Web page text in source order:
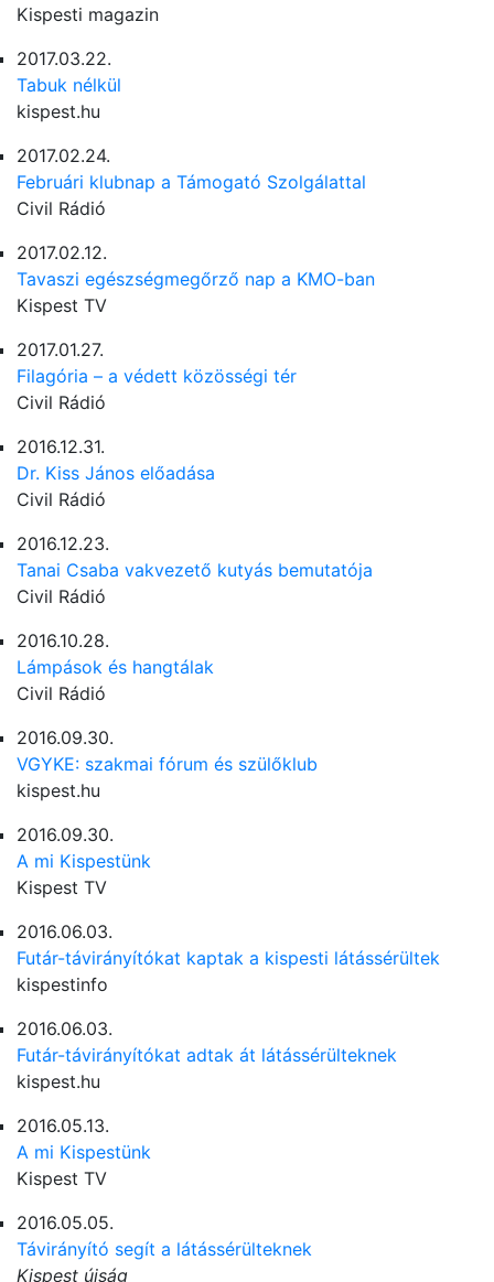
Kispesti magazin
2017.03.22.
Tabuk nélkül
kispest.hu
2017.02.24.
Februári klubnap a Támogató Szolgálattal
Civil Rádió
2017.02.12.
Tavaszi egészségmegőrző nap a KMO-ban
Kispest TV
2017.01.27.
Filagória – a védett közösségi tér
Civil Rádió
2016.12.31.
Dr. Kiss János előadása
Civil Rádió
2016.12.23.
Tanai Csaba vakvezető kutyás bemutatója
Civil Rádió
2016.10.28.
Lámpások és hangtálak
Civil Rádió
2016.09.30.
VGYKE: szakmai fórum és szülőklub
kispest.hu
2016.09.30.
A mi Kispestünk
Kispest TV
2016.06.03.
Futár-távirányítókat kaptak a kispesti látássérültek
kispestinfo
2016.06.03.
Futár-távirányítókat adtak át látássérülteknek
kispest.hu
2016.05.13.
A mi Kispestünk
Kispest TV
2016.05.05.
Távirányító segít a látássérülteknek
Kispest újság